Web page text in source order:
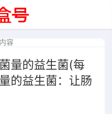
容
量的益生菌(每
的益生菌：让肠